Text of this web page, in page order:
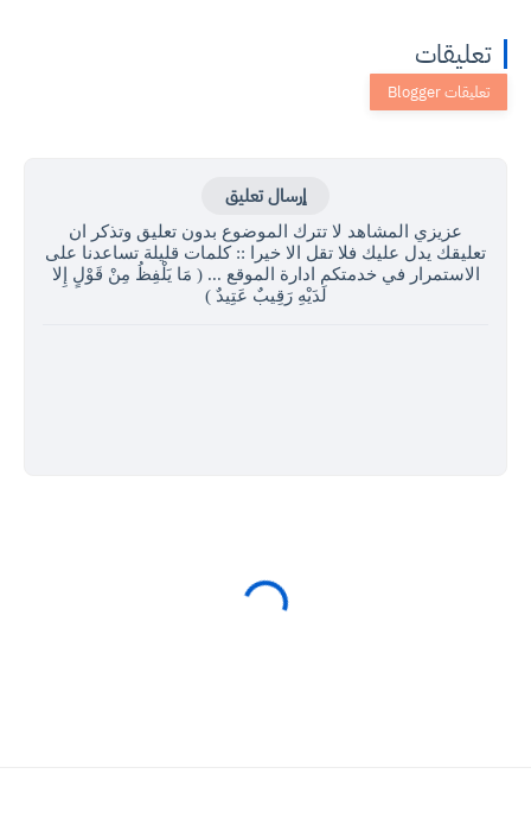
تعليقات
إرسال تعليق
عزيزي المشاهد لا تترك الموضوع بدون تعليق وتذكر ان
تعليقك يدل عليك فلا تقل الا خيرا :: كلمات قليلة تساعدنا على
الاستمرار في خدمتكم ادارة الموقع ... ( مَا يَلْفِظُ مِنْ قَوْلٍ إِلا
لَدَيْهِ رَقِيبٌ عَتِيدٌ )